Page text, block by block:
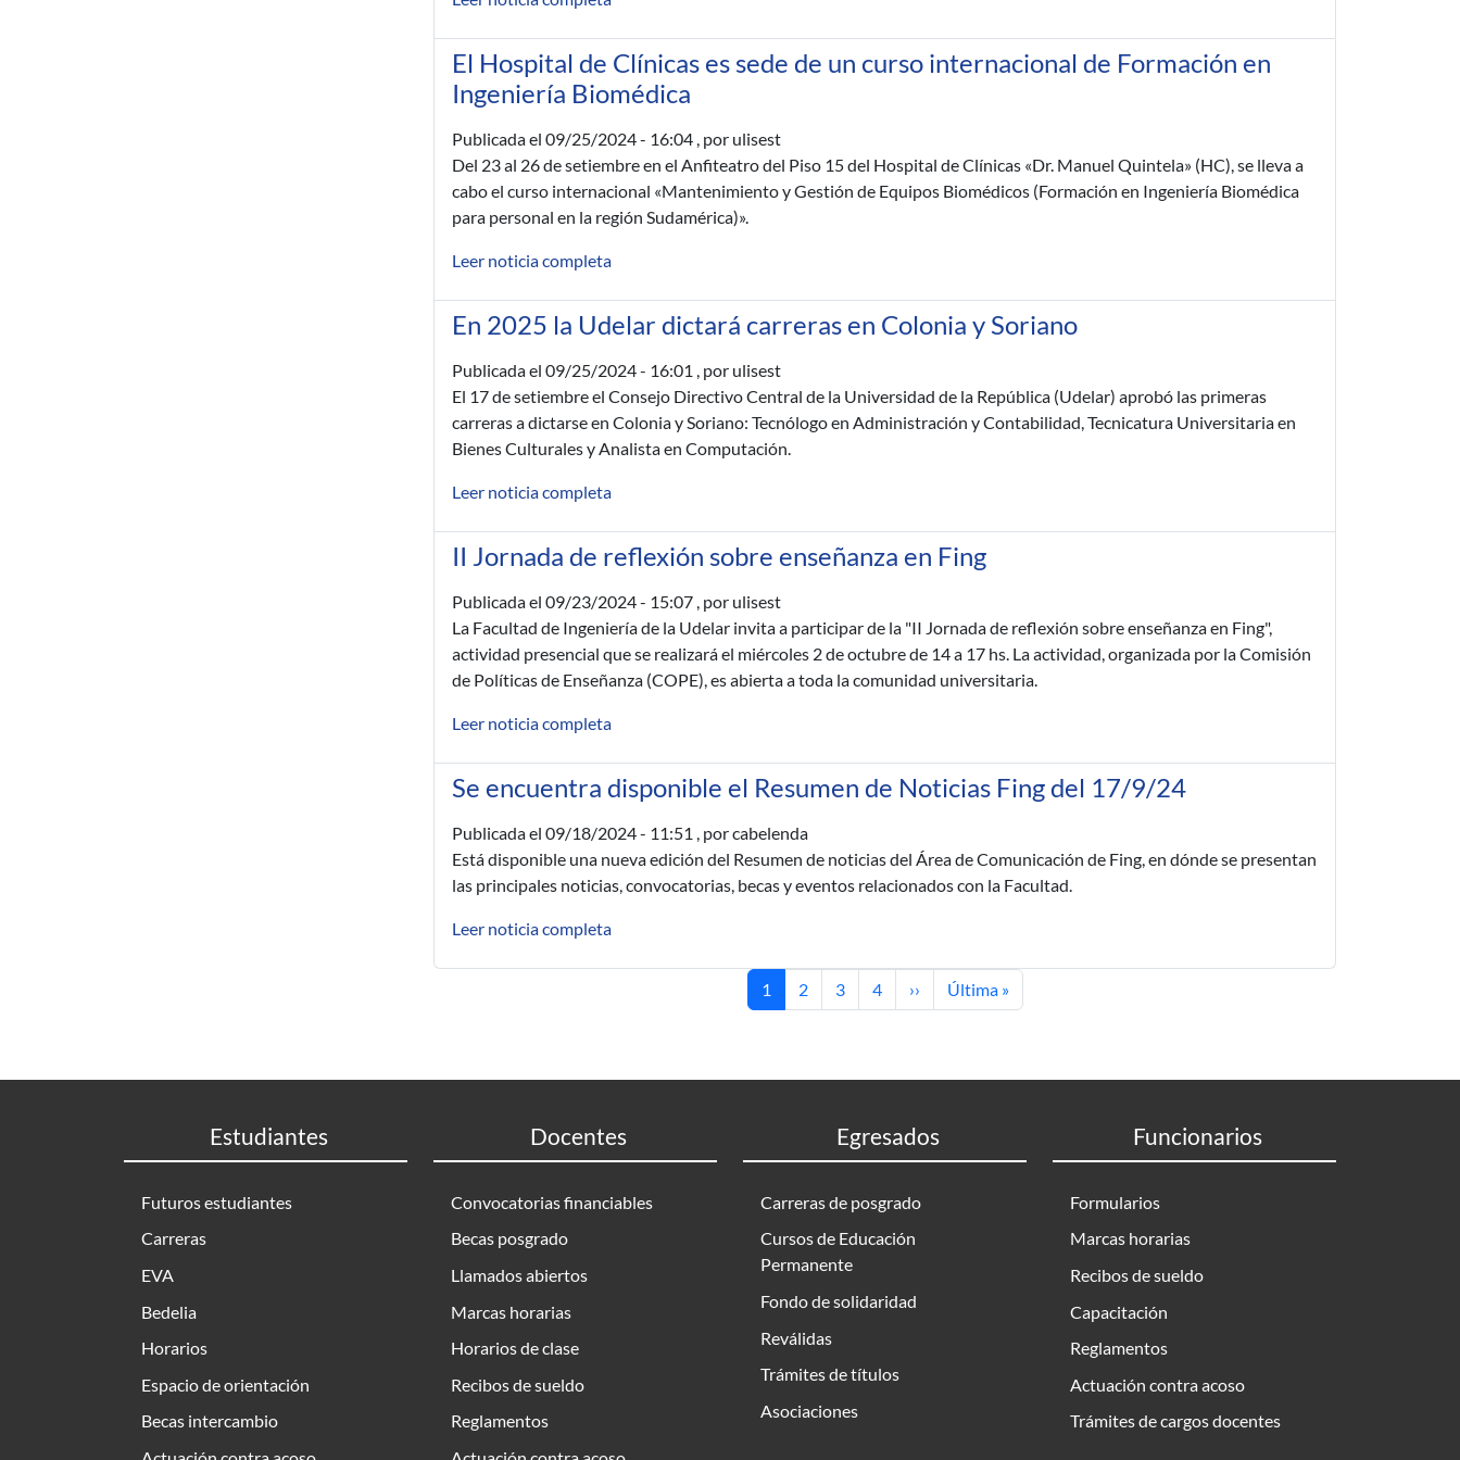
El Hospital de Clínicas es sede de un curso internacional de Formación en
Ingeniería Biomédica
Publicada el 09/25/2024 - 16:04 , por ulisest
Del 23 al 26 de setiembre en el Anfiteatro del Piso 15 del Hospital de Clínicas «Dr. Manuel Quintela» (HC), se lleva a
cabo el curso internacional «Mantenimiento y Gestión de Equipos Biomédicos (Formación en Ingeniería Biomédica
para personal en la región Sudamérica)».
Leer noticia completa
En 2025 la Udelar dictará carreras en Colonia y Soriano
Publicada el 09/25/2024 - 16:01 , por ulisest
El 17 de setiembre el Consejo Directivo Central de la Universidad de la República (Udelar) aprobó las primeras
carreras a dictarse en Colonia y Soriano: Tecnólogo en Administración y Contabilidad, Tecnicatura Universitaria en
Bienes Culturales y Analista en Computación.
Leer noticia completa
II Jornada de reflexión sobre enseñanza en Fing
Publicada el 09/23/2024 - 15:07 , por ulisest
La Facultad de Ingeniería de la Udelar invita a participar de la "II Jornada de reflexión sobre enseñanza en Fing",
actividad presencial que se realizará el miércoles 2 de octubre de 14 a 17 hs. La actividad, organizada por la Comisión
de Políticas de Enseñanza (COPE), es abierta a toda la comunidad universitaria.
Leer noticia completa
Se encuentra disponible el Resumen de Noticias Fing del 17/9/24
Publicada el 09/18/2024 - 11:51 , por cabelenda
Está disponible una nueva edición del Resumen de noticias del Área de Comunicación de Fing, en dónde se presentan
las principales noticias, convocatorias, becas y eventos relacionados con la Facultad.
Leer noticia completa
Current page
1 Page
2 Page
3 Page
4 Next page
›› Last page
Última »
Estudiantes
Futuros estudiantes
Carreras
EVA
Bedelia
Horarios
Espacio de orientación
Becas intercambio
Docentes
Convocatorias financiables
Becas posgrado
Llamados abiertos
Marcas horarias
Horarios de clase
Recibos de sueldo
Reglamentos
Egresados
Carreras de posgrado
Cursos de Educación
Permanente
Fondo de solidaridad
Reválidas
Trámites de títulos
Asociaciones
Funcionarios
Formularios
Marcas horarias
Recibos de sueldo
Capacitación
Reglamentos
Actuación contra acoso
Trámites de cargos docentes